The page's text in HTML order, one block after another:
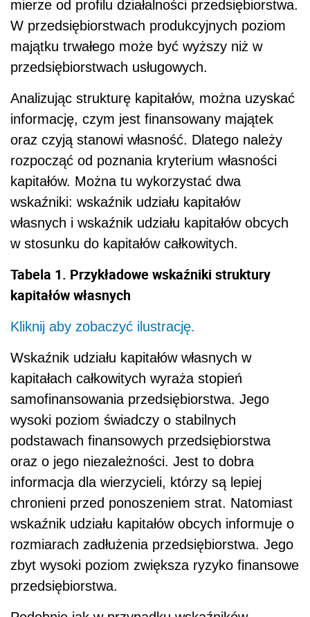
mierze od profilu działalności przedsiębiorstwa.
W przedsiębiorstwach produkcyjnych poziom
majątku trwałego może być wyższy niż w
przedsiębiorstwach usługowych.
Analizując strukturę kapitałów, można uzyskać
informację, czym jest finansowany majątek
oraz czyją stanowi własność. Dlatego należy
rozpocząć od poznania kryterium własności
kapitałów. Można tu wykorzystać dwa
wskaźniki: wskaźnik udziału kapitałów
własnych i wskaźnik udziału kapitałów obcych
w stosunku do kapitałów całkowitych.
Tabela 1. Przykładowe wskaźniki struktury
kapitałów własnych
Kliknij aby zobaczyć ilustrację.
Wskaźnik udziału kapitałów własnych w
kapitałach całkowitych wyraża stopień
samofinansowania przedsiębiorstwa. Jego
wysoki poziom świadczy o stabilnych
podstawach finansowych przedsiębiorstwa
oraz o jego niezależności. Jest to dobra
informacja dla wierzycieli, którzy są lepiej
chronieni przed ponoszeniem strat. Natomiast
wskaźnik udziału kapitałów obcych informuje o
rozmiarach zadłużenia przedsiębiorstwa. Jego
zbyt wysoki poziom zwiększa ryzyko finansowe
przedsiębiorstwa.